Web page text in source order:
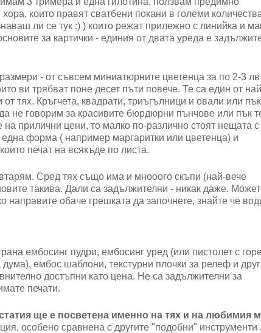
които правят сватбени покани в големи
ли се тук :) ) които режат прилежно с линийка и
за картички - единия от двата уреда е
- от съвсем миниатюрните цветенца за по 2-3
ви трябват поне десет пъти повече. Те са един от
тях. Кръгчета, квадрати, триъгълници и овали или пък
не говорим за красивите бюрдюрни пънчове или пък
прилични цени, то малко по-различно стоят нещата
една форма ( например маргаритки или цветенца) и
печат на всякъде по листа.
Сред тях също има и мнооого скъпи (най-вече
такива. Дали са задължителни - никак даже.
обаче грешката да започнете, знайте че
ембосинг пудри, ембосинг уред (или пистолет с
ембос шаблони, текстурни плочки за релеф и
достъпни като цена. Не са задължителни за
печати.
ще е посветена именно на тях и на любимия
особено сравнена с другите "подобни" инструменти